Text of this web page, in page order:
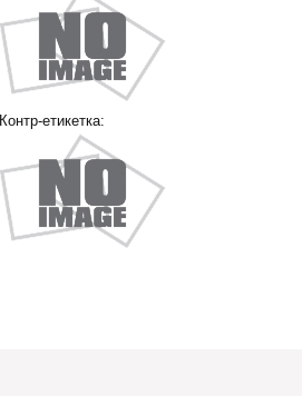
Контр-етикетка: